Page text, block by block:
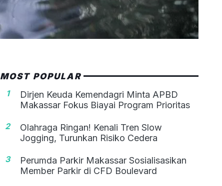
MOST POPULAR
1
Dirjen Keuda Kemendagri Minta APBD
Makassar Fokus Biayai Program Prioritas
2
Olahraga Ringan! Kenali Tren Slow
Jogging, Turunkan Risiko Cedera
3
Perumda Parkir Makassar Sosialisasikan
Member Parkir di CFD Boulevard